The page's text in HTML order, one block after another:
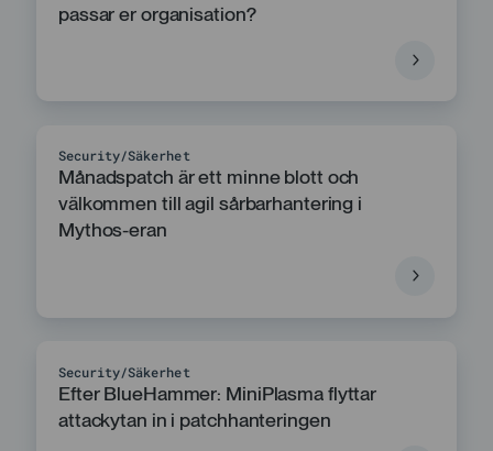
passar er organisation?
Security Säkerhet
Månadspatch är ett minne blott och
välkommen till agil sårbarhantering i
Mythos-eran
Security Säkerhet
Efter BlueHammer: MiniPlasma flyttar
attackytan in i patchhanteringen